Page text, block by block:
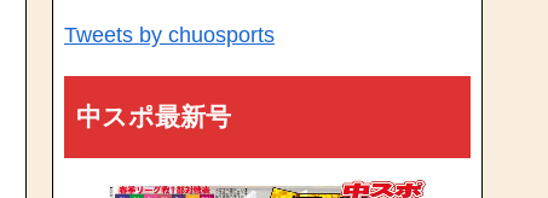
Tweets by chuosports
中スポ最新号